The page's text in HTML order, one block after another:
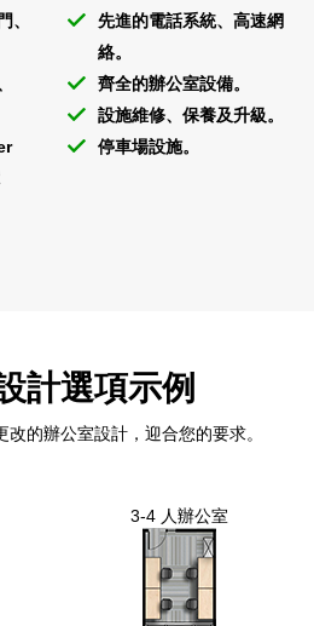
、
先進的電話系統、高速網
絡。
齊全的辦公室設備。
設施維修、保養及升級。
停車場設施。
計選項示例
的辦公室設計，迎合您的要求。
3-4 人辦公室